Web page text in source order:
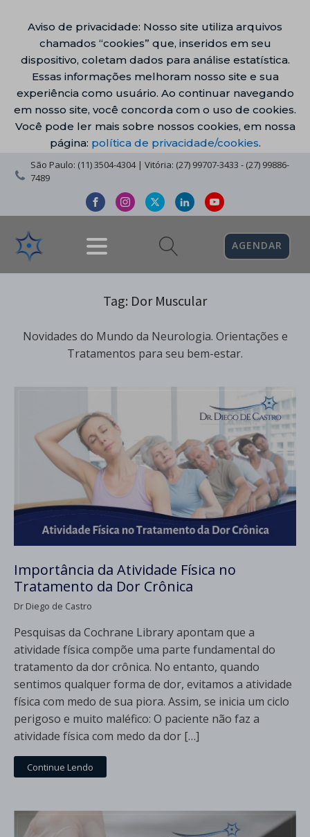
Aviso de privacidade: Nosso site utiliza arquivos
chamados “cookies” que, inseridos em seu
dispositivo, coletam dados para análise estatística.
Essas informações melhoram nosso site e sua
experiência como usuário. Ao continuar navegando
em nosso site, você concorda com o uso de cookies.
Você pode ler mais sobre nossos cookies, em nossa
página: política de privacidade/cookies.
São Paulo: (11) 3504-4304 | Vitória: (27) 99707-3433 - (27) 99886-
7489
AGENDAR
Tag: Dor Muscular
Novidades do Mundo da Neurologia. Orientações e
Tratamentos para seu bem-estar.
Importância da Atividade Física no
Tratamento da Dor Crônica
Dr Diego de Castro
Pesquisas da Cochrane Library apontam que a
atividade física compõe uma parte fundamental do
tratamento da dor crônica. No entanto, quando
sentimos qualquer forma de dor, evitamos a atividade
física com medo de sua piora. Assim, se inicia um ciclo
perigoso e muito maléfico: O paciente não faz a
atividade física com medo da dor […]
Continue Lendo